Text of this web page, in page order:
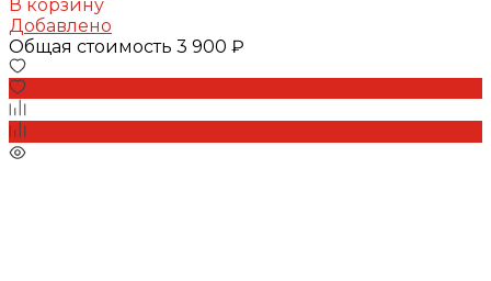
В корзину
Добавлено
Общая стоимость 3 900 ₽